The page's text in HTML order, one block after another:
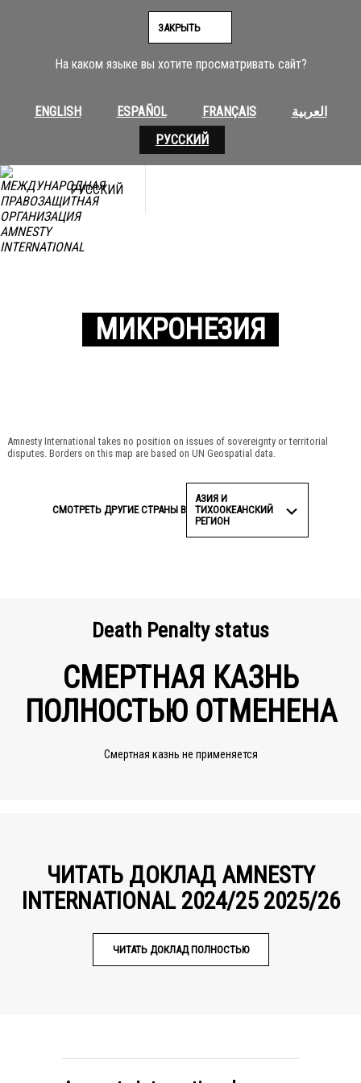
На каком языке вы хотите просматривать сайт?
ENGLISH ESPAÑOL FRANÇAIS
العربية
РУССКИЙ
ЗАКРЫТЬ
РУССКИЙ
МИКРОНЕЗИЯ
Amnesty International takes no position on issues of sovereignty or territorial
disputes. Borders on this map are based on UN Geospatial data.
СМОТРЕТЬ ДРУГИЕ СТРАНЫ В
АЗИЯ И
ТИХООКЕАНСКИЙ
РЕГИОН
Death Penalty status
СМЕРТНАЯ КАЗНЬ
ПОЛНОСТЬЮ ОТМЕНЕНА
Смертная казнь не применяется
ЧИТАТЬ ДОКЛАД AMNESTY
INTERNATIONAL 2024/25 2025/26
ЧИТАТЬ ДОКЛАД ПОЛНОСТЬЮ